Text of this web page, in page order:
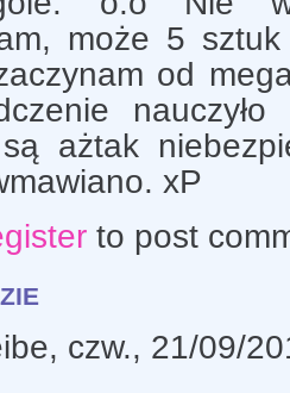
może 5
od
ażtak
xP
to post
, czw., 21/09/